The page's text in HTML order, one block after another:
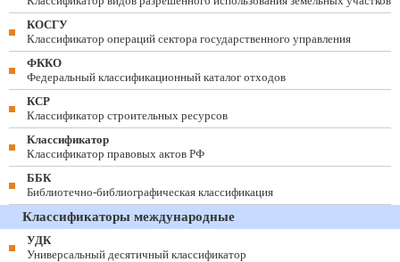
КОСГУ
Классификатор операций сектора государственного управления
ФККО
Федеральный классификационный каталог отходов
КСР
Классификатор строительных ресурсов
Классификатор
Классификатор правовых актов РФ
ББК
Библиотечно-библиографическая классификация
Классификаторы международные
УДК
Универсальный десятичный классификатор